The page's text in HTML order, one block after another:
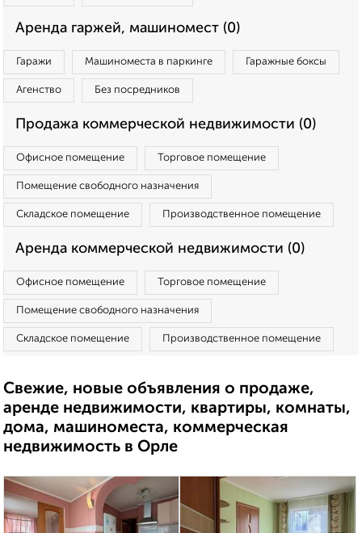
Аренда гаржей, машиномест (0)
Гаражи Машиноместа в паркинге Гаражные боксы
Агенство Без посредников
Продажа коммерческой недвижимости (0)
Офисное помещение Торговое помещение
Помещение свободного назначения
Складское помещение Производственное помещение
Аренда коммерческой недвижимости (0)
Офисное помещение Торговое помещение
Помещение свободного назначения
Складское помещение Производственное помещение
Свежие, новые объявления о продаже,
аренде недвижимости, квартиры, комнаты,
дома, машиноместа, коммерческая
недвижимость в Орле